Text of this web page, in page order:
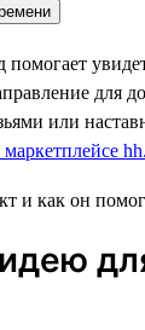
помогает
для
или